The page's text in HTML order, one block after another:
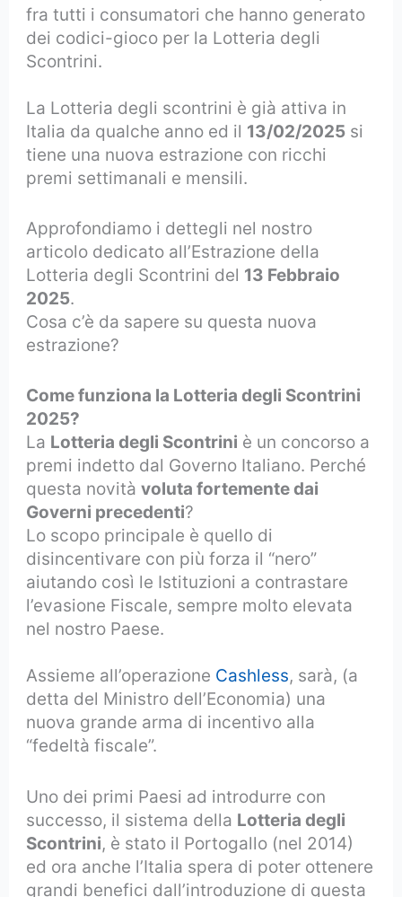
fra tutti i consumatori che hanno generato
dei codici-gioco per la Lotteria degli
Scontrini.
La Lotteria degli scontrini è già attiva in
Italia da qualche anno ed il 13/02/2025 si
tiene una nuova estrazione con ricchi
premi settimanali e mensili.
Approfondiamo i dettegli nel nostro
articolo dedicato all’Estrazione della
Lotteria degli Scontrini del 13 Febbraio
2025.
Cosa c’è da sapere su questa nuova
estrazione?
Come funziona la Lotteria degli Scontrini
2025?
La Lotteria degli Scontrini è un concorso a
premi indetto dal Governo Italiano. Perché
questa novitàvoluta fortemente dai
Governi precedenti?
Lo scopo principale è quello di
disincentivare con più forza il “nero”
aiutando così le Istituzioni a contrastare
l’evasione Fiscale, sempre molto elevata
nel nostro Paese.
Assieme all’operazione Cashless, sarà, (a
detta del Ministro dell’Economia) una
nuova grande arma di incentivo alla
“fedeltà fiscale”.
Uno dei primi Paesi ad introdurre con
successo, il sistema della Lotteria degli
Scontrini, è stato il Portogallo (nel 2014)
ed ora anche l’Italia spera di poter ottenere
grandi benefici dall’introduzione di questa